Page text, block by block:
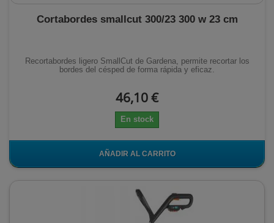
Cortabordes smallcut 300/23 300 w 23 cm
Recortabordes ligero SmallCut de Gardena, permite recortar los
bordes del césped de forma rápida y eficaz.
46,10 €
En stock
AÑADIR AL CARRITO